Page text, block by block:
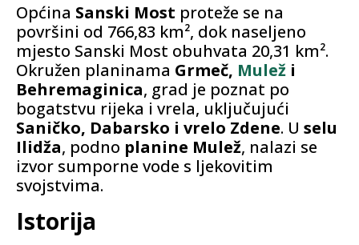
Općina Sanski Most proteže se na
površini od 766,83 km², dok naseljeno
mjesto Sanski Most obuhvata 20,31 km².
Okružen planinama Grmeč, Mulež i
Behremaginica, grad je poznat po
bogatstvu rijeka i vrela, uključujući
Saničko, Dabarsko i vrelo Zdene. U selu
Ilidža, podno planine Mulež, nalazi se
izvor sumporne vode s ljekovitim
svojstvima.
Istorija